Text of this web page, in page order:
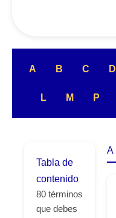
A B C D
L M P
Tabla de
contenido
80 términos
que debes
A